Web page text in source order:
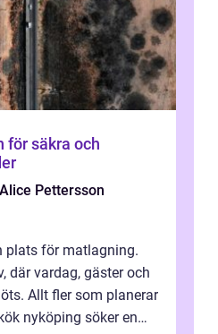
Alice Pettersson
plats för matlagning.
där vardag, gäster och
Allt fler som planerar
nyköping söker en